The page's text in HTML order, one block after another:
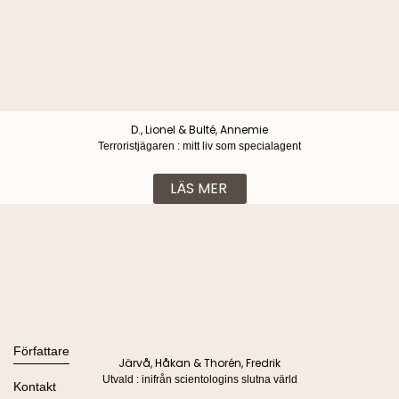
D., Lionel & Bulté, Annemie
Terroristjägaren : mitt liv som specialagent
LÄS MER
Järvå, Håkan & Thorén, Fredrik
Utvald : inifrån scientologins slutna värld
Alla böcker
Ljudböcker
Nyheter
Författare
Se alla
Kontakt